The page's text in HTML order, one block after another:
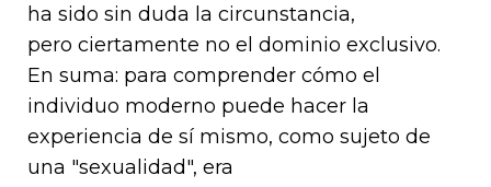
ha sido sin duda la circunstancia,
pero ciertamente no el dominio exclusivo.
En suma: para comprender cómo el
individuo moderno puede hacer la
experiencia de sí mismo, como sujeto de
una "sexualidad", era